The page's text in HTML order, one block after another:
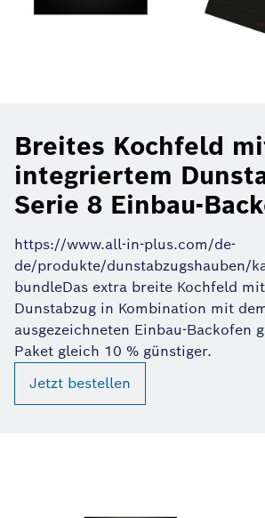
Breites Kochfeld
integriertem
Serie 8 Einbau-
https://www.all-in-plus.com/de-
de/produkte/dunstabzugshauben/
bundleDas extra breite Kochfeld
Dunstabzug in Kombination mit
ausgezeichneten Einbau-Backofen
Paket gleich 10 % günstiger.
Jetzt bestellen